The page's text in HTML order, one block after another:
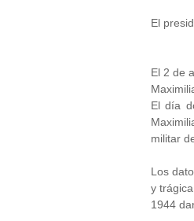
El
El 2 de
El día
militar
Los
y
1944